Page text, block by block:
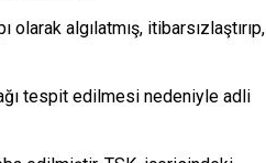
olarak algılatmış, itibarsızlaştırıp,
tespit edilmesi nedeniyle adli